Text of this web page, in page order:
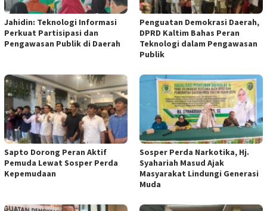
Jahidin: Teknologi Informasi
Perkuat Partisipasi dan
Pengawasan Publik di Daerah
Penguatan Demokrasi Daerah,
DPRD Kaltim Bahas Peran
Teknologi dalam Pengawasan
Publik
Sapto Dorong Peran Aktif
Pemuda Lewat Sosper Perda
Kepemudaan
Sosper Perda Narkotika, Hj.
Syahariah Masud Ajak
Masyarakat Lindungi Generasi
Muda